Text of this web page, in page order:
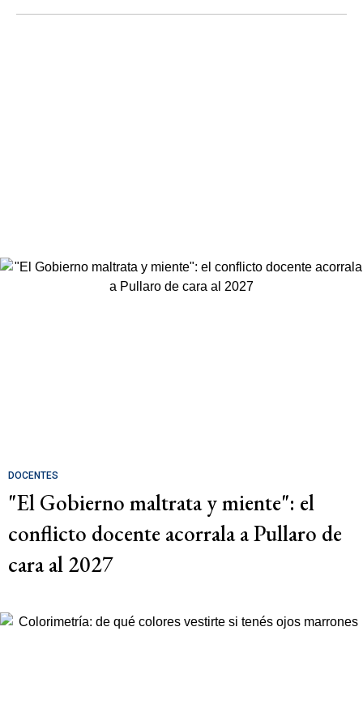
DOCENTES
"El Gobierno maltrata y miente": el
conflicto docente acorrala a Pullaro de
cara al 2027